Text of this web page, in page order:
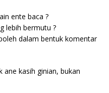
ente baca ?
lebih bermutu ?
dalam bentuk komentar
ane kasih ginian, bukan